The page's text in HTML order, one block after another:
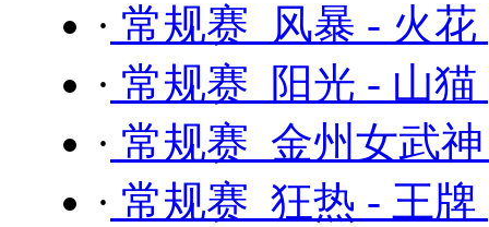
· 常规赛 风暴 - 火花
· 常规赛 阳光 - 山猫
· 常规赛 金州女武
· 常规赛 狂热 - 王牌